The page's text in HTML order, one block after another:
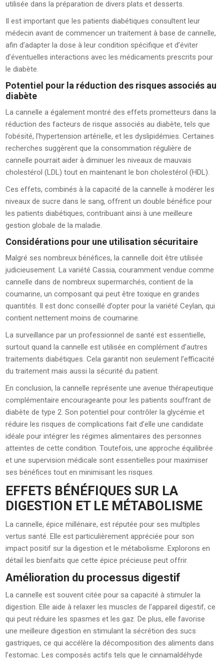
utilisée dans la préparation de divers plats et desserts.
Il est important que les patients diabétiques consultent leur
médecin avant de commencer un traitement à base de cannelle,
afin d’adapter la dose à leur condition spécifique et d’éviter
d’éventuelles interactions avec les médicaments prescrits pour
le diabète.
Potentiel pour la réduction des risques associés au
diabète
La cannelle a également montré des effets prometteurs dans la
réduction des facteurs de risque associés au diabète, tels que
l’obésité, l’hypertension artérielle, et les dyslipidémies. Certaines
recherches suggèrent que la consommation régulière de
cannelle pourrait aider à diminuer les niveaux de mauvais
cholestérol (LDL) tout en maintenant le bon cholestérol (HDL).
Ces effets, combinés à la capacité de la cannelle à modérer les
niveaux de sucre dans le sang, offrent un double bénéfice pour
les patients diabétiques, contribuant ainsi à une meilleure
gestion globale de la maladie.
Considérations pour une utilisation sécuritaire
Malgré ses nombreux bénéfices, la cannelle doit être utilisée
judicieusement. La variété Cassia, couramment vendue comme
cannelle dans de nombreux supermarchés, contient de la
coumarine, un composant qui peut être toxique en grandes
quantités. Il est donc conseillé d’opter pour la variété Ceylan, qui
contient nettement moins de coumarine.
La surveillance par un professionnel de santé est essentielle,
surtout quand la cannelle est utilisée en complément d’autres
traitements diabétiques. Cela garantit non seulement l’efficacité
du traitement mais aussi la sécurité du patient.
En conclusion, la cannelle représente une avenue thérapeutique
complémentaire encourageante pour les patients souffrant de
diabète de type 2. Son potentiel pour contrôler la glycémie et
réduire les risques de complications fait d’elle une candidate
idéale pour intégrer les régimes alimentaires des personnes
atteintes de cette condition. Toutefois, une approche équilibrée
et une supervision médicale sont essentielles pour maximiser
ses bénéfices tout en minimisant les risques.
EFFETS BÉNÉFIQUES SUR LA
DIGESTION ET LE MÉTABOLISME
La cannelle, épice millénaire, est réputée pour ses multiples
vertus santé. Elle est particulièrement appréciée pour son
impact positif sur la digestion et le métabolisme. Explorons en
détail les bienfaits que cette épice précieuse peut offrir.
Amélioration du processus digestif
La cannelle est souvent citée pour sa capacité à stimuler la
digestion. Elle aide à relaxer les muscles de l’appareil digestif, ce
qui peut réduire les spasmes et les gaz. De plus, elle favorise
une meilleure digestion en stimulant la sécrétion des sucs
gastriques, ce qui accélère la décomposition des aliments dans
l’estomac. Les composés actifs tels que le cinnamaldéhyde